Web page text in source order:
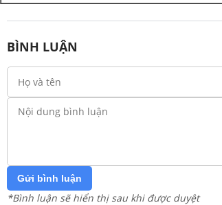
BÌNH LUẬN
Gửi bình luận
*Bình luận sẽ hiển thị sau khi được duyệt